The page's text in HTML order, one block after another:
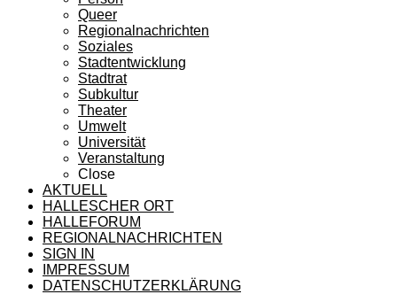
Queer
Regionalnachrichten
Soziales
Stadtentwicklung
Stadtrat
Subkultur
Theater
Umwelt
Universität
Veranstaltung
Close
AKTUELL
HALLESCHER ORT
HALLEFORUM
REGIONALNACHRICHTEN
SIGN IN
IMPRESSUM
DATENSCHUTZERKLÄRUNG